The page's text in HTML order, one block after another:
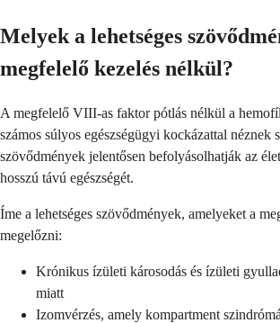
Melyek a lehetséges
megfelelő kezelés nélkül?
A megfelelő VIII-as faktor pótlás nélkül a
számos súlyos egészségügyi kockázattal néznek
szövődmények jelentősen befolyásolhatják az
hosszú távú egészségét.
Íme a lehetséges szövődmények, amelyeket a
megelőzni:
Krónikus ízületi károsodás és ízületi
miatt
Izomvérzés, amely kompartment